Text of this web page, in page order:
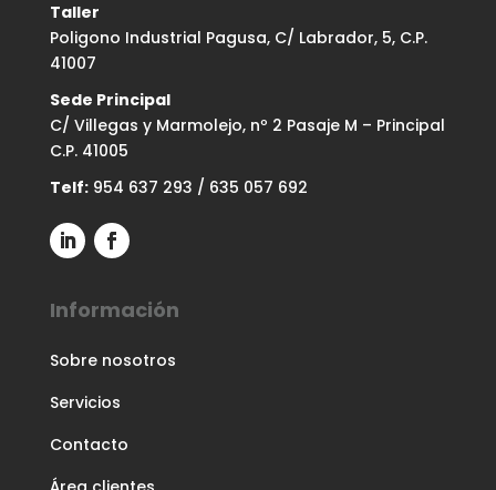
Taller
Poligono Industrial Pagusa, C/ Labrador, 5, C.P.
41007
Sede Principal
C/ Villegas y Marmolejo, nº 2 Pasaje M – Principal
C.P. 41005
Telf: 954 637 293 / 635 057 692
Información
Sobre nosotros
Servicios
Contacto